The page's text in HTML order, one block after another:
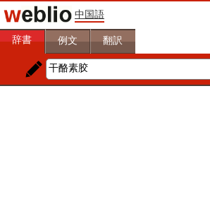
中国語
辞書 例文 翻訳